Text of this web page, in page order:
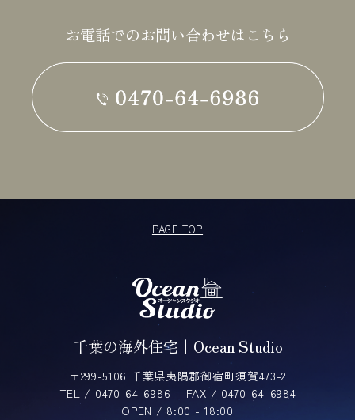
お電話でのお問い合わせはこちら
PAGE TOP
千葉の海外住宅｜Ocean Studio
〒299-5106 千葉県夷隅郡御宿町須賀473-2
TEL / 0470-64-6986
FAX / 0470-64-6984
OPEN / 8:00 - 18:00